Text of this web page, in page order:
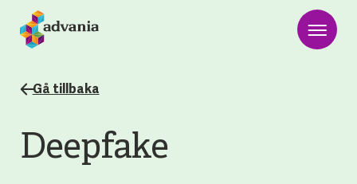
Gå tillbaka
Deepfake